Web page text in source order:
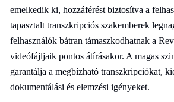
emelkedik ki, hozzáférést biztosítva a
tapasztalt transzkripciós szakemberek
felhasználók bátran támaszkodhatnak a
videófájljaik pontos átírásakor. A magas
garantálja a megbízható transzkripciókat,
dokumentálási és elemzési igényeket.